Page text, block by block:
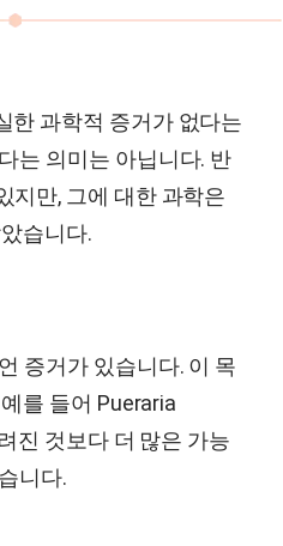
한 과학적 증거가 없다는
는 의미는 아닙니다. 반
지만, 그에 대한 과학은
습니다.
증거가 있습니다. 이 목
를 들어 Pueraria
진 것보다 더 많은 가능
니다.